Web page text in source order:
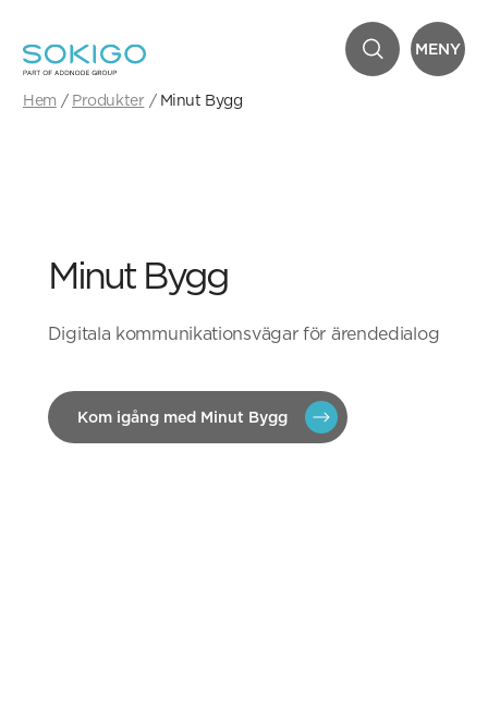
MENY
Hem Produkter Minut Bygg
Minut Bygg
Digitala kommunikationsvägar för ärendedialog
Kom igång med Minut Bygg